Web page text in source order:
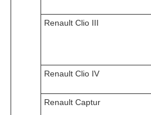
Renault Clio III
Renault Clio IV
Renault Captur